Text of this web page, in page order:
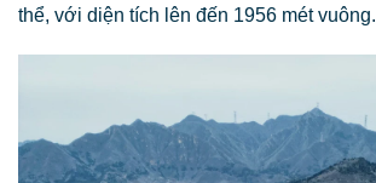
thể, với diện tích lên đến 1956 mét vuông.